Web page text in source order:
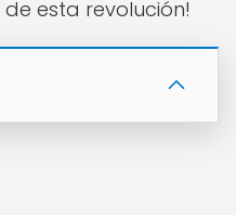
esta revolución!